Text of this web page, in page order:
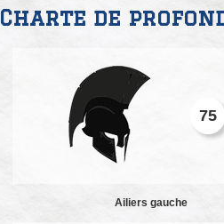
Charte de
75
Ailiers gauche